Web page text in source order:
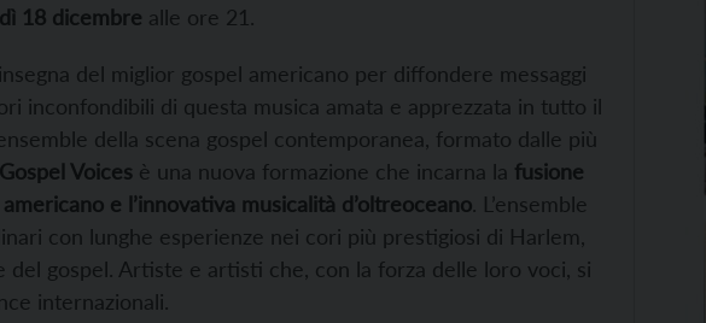
18 dicembre alle ore 21.
del miglior gospel americano per diffondere messaggi
inconfondibili di questa musica amata e apprezzata in tutto il
della scena gospel contemporanea, formato dalle più
Voices è una nuova formazione che incarna la fusione
e l’innovativa musicalità d’oltreoceano. L’ensemble
con lunghe esperienze nei cori più prestigiosi di Harlem,
gospel. Artiste e artisti che, con la forza delle loro voci, si
internazionali.